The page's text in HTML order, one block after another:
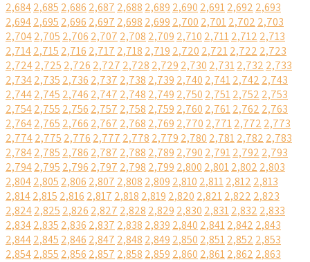
2,6842,685 2,686 2,687 2,688 2,689 2,690 2,6912,692 2,693
2,6942,695 2,696 2,697 2,698 2,699 2,700 2,7012,702 2,703
2,7042,705 2,706 2,707 2,708 2,709 2,710 2,7112,712 2,713
2,7142,715 2,716 2,717 2,718 2,719 2,720 2,7212,722 2,723
2,7242,725 2,726 2,727 2,728 2,729 2,730 2,7312,732 2,733
2,7342,735 2,736 2,737 2,738 2,739 2,740 2,7412,742 2,743
2,7442,745 2,746 2,747 2,748 2,749 2,750 2,7512,752 2,753
2,7542,755 2,756 2,757 2,758 2,759 2,760 2,7612,762 2,763
2,7642,765 2,766 2,767 2,768 2,769 2,770 2,7712,772 2,773
2,7742,775 2,776 2,777 2,778 2,779 2,780 2,7812,782 2,783
2,7842,785 2,786 2,787 2,788 2,789 2,790 2,7912,792 2,793
2,7942,795 2,796 2,797 2,798 2,799 2,800 2,8012,802 2,803
2,8042,805 2,806 2,807 2,808 2,809 2,810 2,8112,812 2,813
2,8142,815 2,816 2,817 2,818 2,819 2,820 2,8212,822 2,823
2,8242,825 2,826 2,827 2,828 2,829 2,830 2,8312,832 2,833
2,8342,835 2,836 2,837 2,838 2,839 2,840 2,8412,842 2,843
2,8442,845 2,846 2,847 2,848 2,849 2,850 2,8512,852 2,853
2,8542,855 2,856 2,857 2,858 2,859 2,860 2,8612,862 2,863